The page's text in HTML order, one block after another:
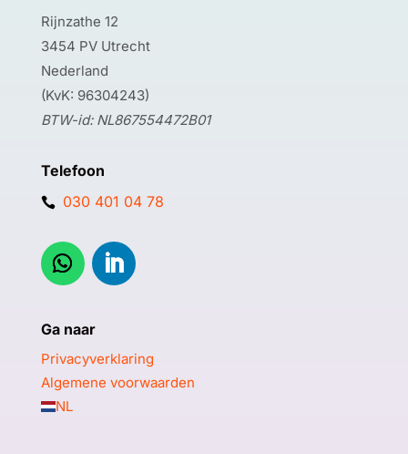
Rijnzathe 12
3454 PV Utrecht
Nederland
(KvK: 96304243)
BTW-id: NL867554472B01
Telefoon
 030 401 04 78
Ga naar
Privacyverklaring
Algemene voorwaarden
NL